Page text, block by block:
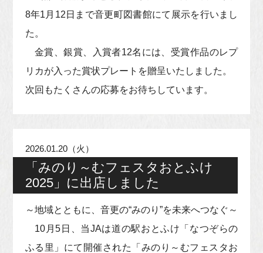
8年1月12日まで音更町図書館にて展示を行いまし
た。
金賞、銀賞、入賞者12名には、受賞作品のレプ
リカが入った賞状プレートを贈呈いたしました。
次回もたくさんの応募をお待ちしています。
2026.01.20（火）
「みのり～むフェスタおとふけ
2025」に出店しました
～地域とともに、音更の“みのり”を未来へつなぐ～
10月5日、当JAは道の駅おとふけ「なつぞらの
ふる里」にて開催された「みのり～むフェスタお